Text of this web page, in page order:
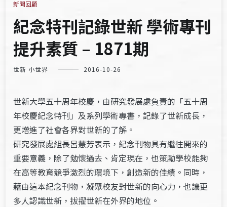
新聞回顧
紀念特刊記錄世新 學術專刊
提升素質 – 1871期
世新 小世界 2016-10-26
世新大學五十周年校慶，由研究發展處負責的「五十周
年校慶紀念特刊」及系列學術專書，記錄了世新成長，
更增進了社會各界對世新的了解。
研究發展處組長呂慧芳表示，紀念刊物具有繼往開來的
重要意義，除了勉懷過去、肯定現在，也策勵學校能夠
在高等教育競爭激烈的環境下，創造新的佳績。同時，
藉由這本紀念刊物，凝聚校友對世新的向心力，也讓更
多人認識世新，拔擢世新在外界的地位。